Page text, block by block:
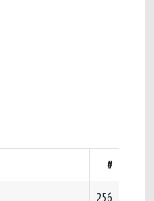
#
256